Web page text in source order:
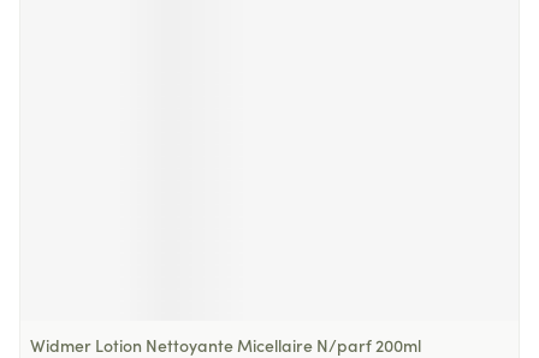
Widmer Lotion Nettoyante Micellaire N/parf 200ml